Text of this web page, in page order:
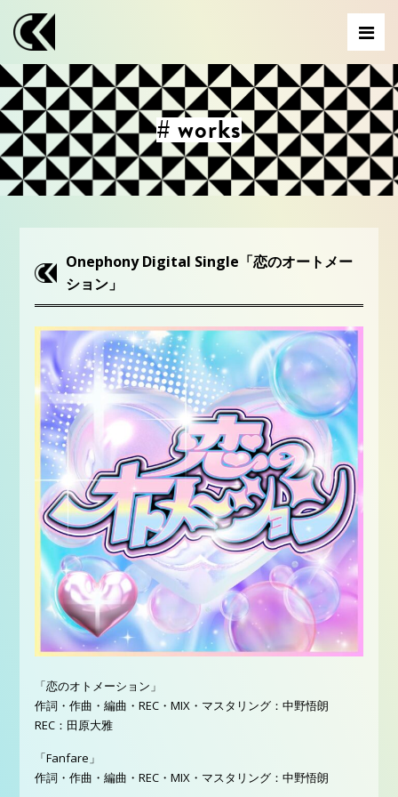
# works
Onephony Digital Single「恋のオートメー
ション」
「恋のオトメーション」
作詞・作曲・編曲・REC・MIX・マスタリング：中野悟朗
REC：田原大雅
「Fanfare」
作詞・作曲・編曲・REC・MIX・マスタリング：中野悟朗